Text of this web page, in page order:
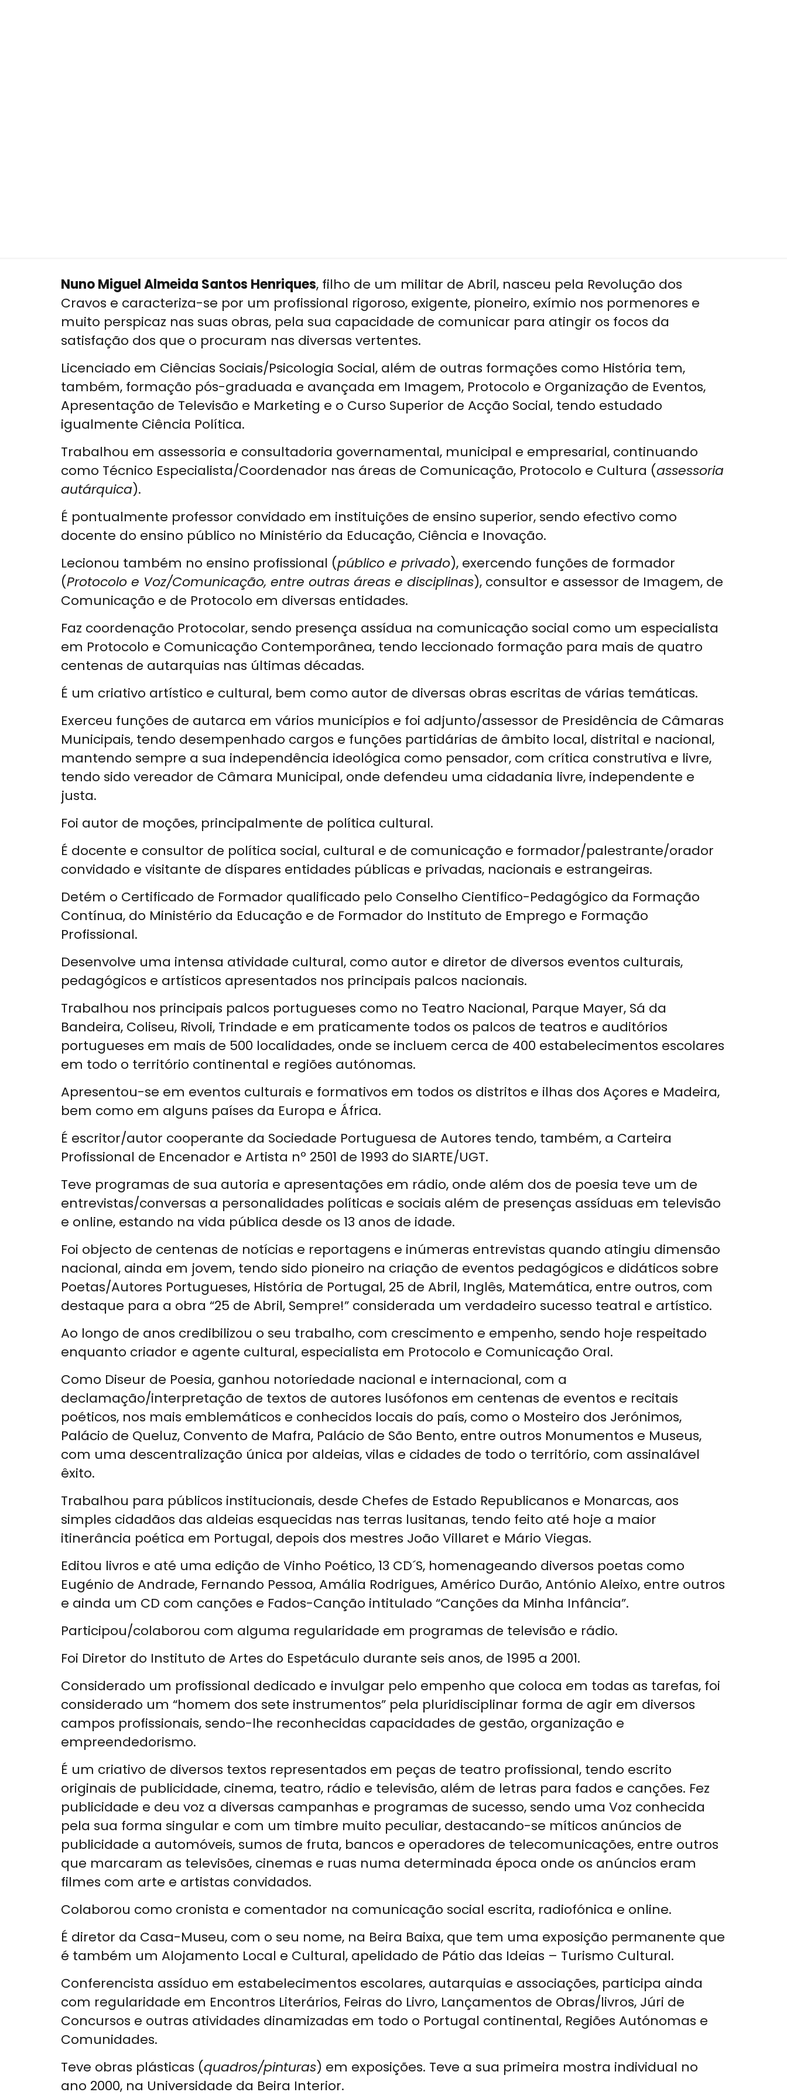
Nuno Miguel Almeida Santos Henriques, filho de um militar de Abril, nasceu pela Revolução dos
Cravos e caracteriza-se por um profissional rigoroso, exigente, pioneiro, exímio nos pormenores e
muito perspicaz nas suas obras, pela sua capacidade de comunicar para atingir os focos da
satisfação dos que o procuram nas diversas vertentes.
Licenciado em Ciências Sociais/Psicologia Social, além de outras formações como História tem,
também, formação pós-graduada e avançada em Imagem, Protocolo e Organização de Eventos,
Apresentação de Televisão e Marketing e o Curso Superior de Acção Social, tendo estudado
igualmente Ciência Política.
Trabalhou em assessoria e consultadoria governamental, municipal e empresarial, continuando
como Técnico Especialista/Coordenador nas áreas de Comunicação, Protocolo e Cultura (assessoria
autárquica).
É pontualmente professor convidado em instituições de ensino superior, sendo efectivo como
docente do ensino público no Ministério da Educação, Ciência e Inovação.
Lecionou também no ensino profissional (público e privado), exercendo funções de formador
(Protocolo e Voz/Comunicação, entre outras áreas e disciplinas), consultor e assessor de Imagem, de
Comunicação e de Protocolo em diversas entidades.
Faz coordenação Protocolar, sendo presença assídua na comunicação social como um especialista
em Protocolo e Comunicação Contemporânea, tendo leccionado formação para mais de quatro
centenas de autarquias nas últimas décadas.
É um criativo artístico e cultural, bem como autor de diversas obras escritas de várias temáticas.
Exerceu funções de autarca em vários municípios e foi adjunto/assessor de Presidência de Câmaras
Municipais, tendo desempenhado cargos e funções partidárias de âmbito local, distrital e nacional,
mantendo sempre a sua independência ideológica como pensador, com crítica construtiva e livre,
tendo sido vereador de Câmara Municipal, onde defendeu uma cidadania livre, independente e
justa.
Foi autor de moções, principalmente de política cultural.
É docente e consultor de política social, cultural e de comunicação e formador/palestrante/orador
convidado e visitante de díspares entidades públicas e privadas, nacionais e estrangeiras.
Detém o Certificado de Formador qualificado pelo Conselho Cientifico-Pedagógico da Formação
Contínua, do Ministério da Educação e de Formador do Instituto de Emprego e Formação
Profissional.
Desenvolve uma intensa atividade cultural, como autor e diretor de diversos eventos culturais,
pedagógicos e artísticos apresentados nos principais palcos nacionais.
Trabalhou nos principais palcos portugueses como no Teatro Nacional, Parque Mayer, Sá da
Bandeira, Coliseu, Rivoli, Trindade e em praticamente todos os palcos de teatros e auditórios
portugueses em mais de 500 localidades, onde se incluem cerca de 400 estabelecimentos escolares
em todo o território continental e regiões autónomas.
Apresentou-se em eventos culturais e formativos em todos os distritos e ilhas dos Açores e Madeira,
bem como em alguns países da Europa e África.
É escritor/autor cooperante da Sociedade Portuguesa de Autores tendo, também, a Carteira
Profissional de Encenador e Artista nº 2501 de 1993 do SIARTE/UGT.
Teve programas de sua autoria e apresentações em rádio, onde além dos de poesia teve um de
entrevistas/conversas a personalidades políticas e sociais além de presenças assíduas em televisão
e online, estando na vida pública desde os 13 anos de idade.
Foi objecto de centenas de notícias e reportagens e inúmeras entrevistas quando atingiu dimensão
nacional, ainda em jovem, tendo sido pioneiro na criação de eventos pedagógicos e didáticos sobre
Poetas/Autores Portugueses, História de Portugal, 25 de Abril, Inglês, Matemática, entre outros, com
destaque para a obra “25 de Abril, Sempre!” considerada um verdadeiro sucesso teatral e artístico.
Ao longo de anos credibilizou o seu trabalho, com crescimento e empenho, sendo hoje respeitado
enquanto criador e agente cultural, especialista em Protocolo e Comunicação Oral.
Como Diseur de Poesia, ganhou notoriedade nacional e internacional, com a
declamação/interpretação de textos de autores lusófonos em centenas de eventos e recitais
poéticos, nos mais emblemáticos e conhecidos locais do país, como o Mosteiro dos Jerónimos,
Palácio de Queluz, Convento de Mafra, Palácio de São Bento, entre outros Monumentos e Museus,
com uma descentralização única por aldeias, vilas e cidades de todo o território, com assinalável
êxito.
Trabalhou para públicos institucionais, desde Chefes de Estado Republicanos e Monarcas, aos
simples cidadãos das aldeias esquecidas nas terras lusitanas, tendo feito até hoje a maior
itinerância poética em Portugal, depois dos mestres João Villaret e Mário Viegas.
Editou livros e até uma edição de Vinho Poético, 13 CD´S, homenageando diversos poetas como
Eugénio de Andrade, Fernando Pessoa, Amália Rodrigues, Américo Durão, António Aleixo, entre outros
e ainda um CD com canções e Fados-Canção intitulado “Canções da Minha Infância”.
Participou/colaborou com alguma regularidade em programas de televisão e rádio.
Foi Diretor do Instituto de Artes do Espetáculo durante seis anos, de 1995 a 2001.
Considerado um profissional dedicado e invulgar pelo empenho que coloca em todas as tarefas, foi
considerado um “homem dos sete instrumentos” pela pluridisciplinar forma de agir em diversos
campos profissionais, sendo-lhe reconhecidas capacidades de gestão, organização e
empreendedorismo.
É um criativo de diversos textos representados em peças de teatro profissional, tendo escrito
originais de publicidade, cinema, teatro, rádio e televisão, além de letras para fados e canções. Fez
publicidade e deu voz a diversas campanhas e programas de sucesso, sendo uma Voz conhecida
pela sua forma singular e com um timbre muito peculiar, destacando-se míticos anúncios de
publicidade a automóveis, sumos de fruta, bancos e operadores de telecomunicações, entre outros
que marcaram as televisões, cinemas e ruas numa determinada época onde os anúncios eram
filmes com arte e artistas convidados.
Colaborou como cronista e comentador na comunicação social escrita, radiofónica e online.
É diretor da Casa-Museu, com o seu nome, na Beira Baixa, que tem uma exposição permanente que
é também um Alojamento Local e Cultural, apelidado de Pátio das Ideias – Turismo Cultural.
Conferencista assíduo em estabelecimentos escolares, autarquias e associações, participa ainda
com regularidade em Encontros Literários, Feiras do Livro, Lançamentos de Obras/livros, Júri de
Concursos e outras atividades dinamizadas em todo o Portugal continental, Regiões Autónomas e
Comunidades.
Teve obras plásticas (quadros/pinturas) em exposições. Teve a sua primeira mostra individual no
ano 2000, na Universidade da Beira Interior.